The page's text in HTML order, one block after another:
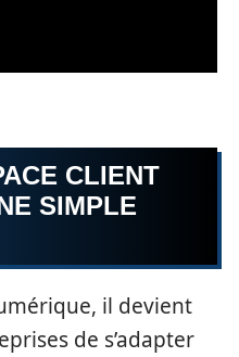
CLIENT
SIMPLE
il devient
de s’adapter